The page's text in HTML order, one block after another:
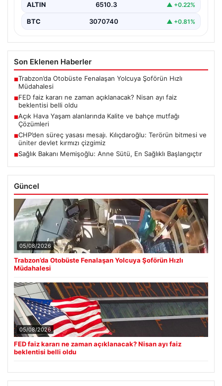
ALTIN 6510.3 ▲ +0.22%
BTC 3070740 ▲ +0.81%
Son Eklenen Haberler
■Trabzon’da Otobüste Fenalaşan Yolcuya Şoförün Hızlı
Müdahalesi
■FED faiz kararı ne zaman açıklanacak? Nisan ayı faiz
beklentisi belli oldu
■Açık Hava Yaşam alanlarında Kalite ve bahçe mutfağı
Çözümleri
■CHP’den süreç yasası mesajı. Kılıçdaroğlu: Terörün bitmesi ve
üniter devlet kırmızı çizgimiz
■Sağlık Bakanı Memişoğlu: Anne Sütü, En Sağlıklı Başlangıçtır
Güncel
05/08/2026
Trabzon’da Otobüste Fenalaşan Yolcuya Şoförün Hızlı
Müdahalesi
05/08/2026
FED faiz kararı ne zaman açıklanacak? Nisan ayı faiz
beklentisi belli oldu